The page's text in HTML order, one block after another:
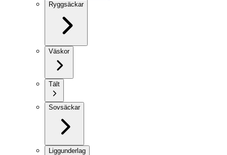
Ryggsäckar
Väskor
Tält
Sovsäckar
Liggunderlag